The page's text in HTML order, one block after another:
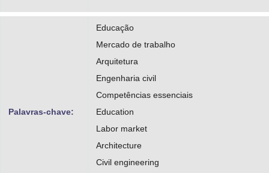
Palavras-chave:
Educação
Mercado de trabalho
Arquitetura
Engenharia civil
Competências essenciais
Education
Labor market
Architecture
Civil engineering